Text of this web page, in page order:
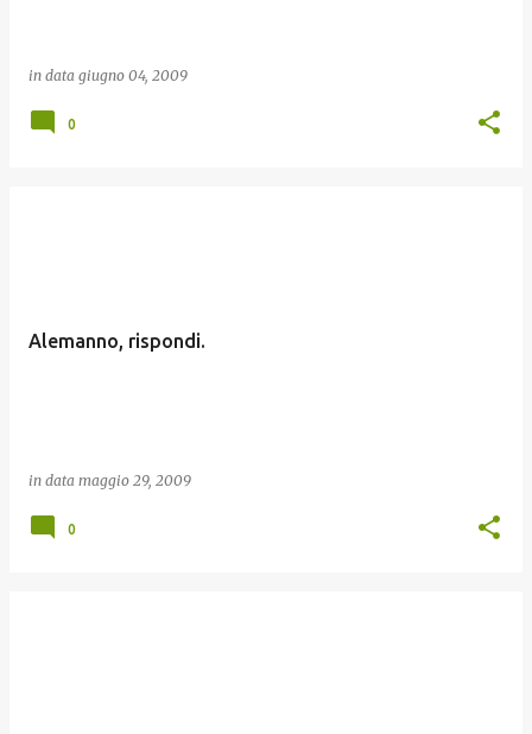
in data giugno 04, 2009
0
Alemanno, rispondi.
in data maggio 29, 2009
0